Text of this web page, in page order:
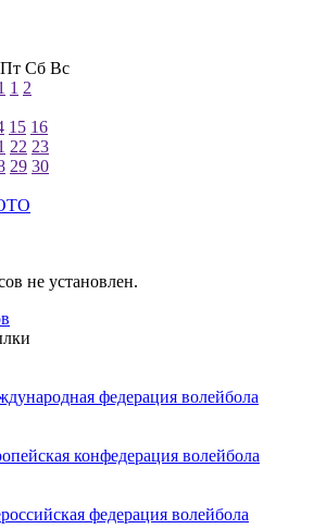
Пт Сб Вс
1 2
15 16
22 23
29 30
не установлен.
федерация волейбола
конфедерация волейбола
федерация волейбола